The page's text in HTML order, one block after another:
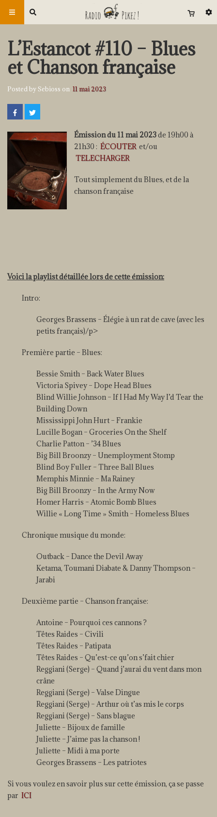
L’Estancot #110 – Blues
et Chanson française
Posted by Sebioss on 11 mai 2023
Émission du 11 mai 2023de 19h00 à
21h30 : ÉCOUTER et/ou
TELECHARGER
Tout simplement du Blues, et de la
chanson française
Voici la playlist détaillée lors de cette émission:
Intro:
Georges Brassens – Élégie à un rat de cave (avec les
petits français)/p>
Première partie – Blues:
Bessie Smith – Back Water Blues
Victoria Spivey – Dope Head Blues
Blind Willie Johnson – If I Had My Way I’d Tear the
Building Down
Mississippi John Hurt – Frankie
Lucille Bogan – Groceries On the Shelf
Charlie Patton – ’34 Blues
Big Bill Broonzy – Unemployment Stomp
Blind Boy Fuller – Three Ball Blues
Memphis Minnie – Ma Rainey
Big Bill Broonzy – In the Army Now
Homer Harris – Atomic Bomb Blues
Willie « Long Time » Smith – Homeless Blues
Chronique musique du monde:
Outback – Dance the Devil Away
Ketama, Toumani Diabate & Danny Thompson –
Jarabi
Deuxième partie – Chanson française:
Antoine – Pourquoi ces cannons ?
Têtes Raides – Civili
Têtes Raides – Patipata
Têtes Raides – Qu’est-ce qu’on s’fait chier
Reggiani (Serge) – Quand j’aurai du vent dans mon
crâne
Reggiani (Serge) – Valse Dingue
Reggiani (Serge) – Arthur où t’as mis le corps
Reggiani (Serge) – Sans blague
Juliette – Bijoux de famille
Juliette – J’aime pas la chanson !
Juliette – Midi à ma porte
Georges Brassens – Les patriotes
Si vous voulez en savoir plus sur cette émission, ça se passe
par ICI